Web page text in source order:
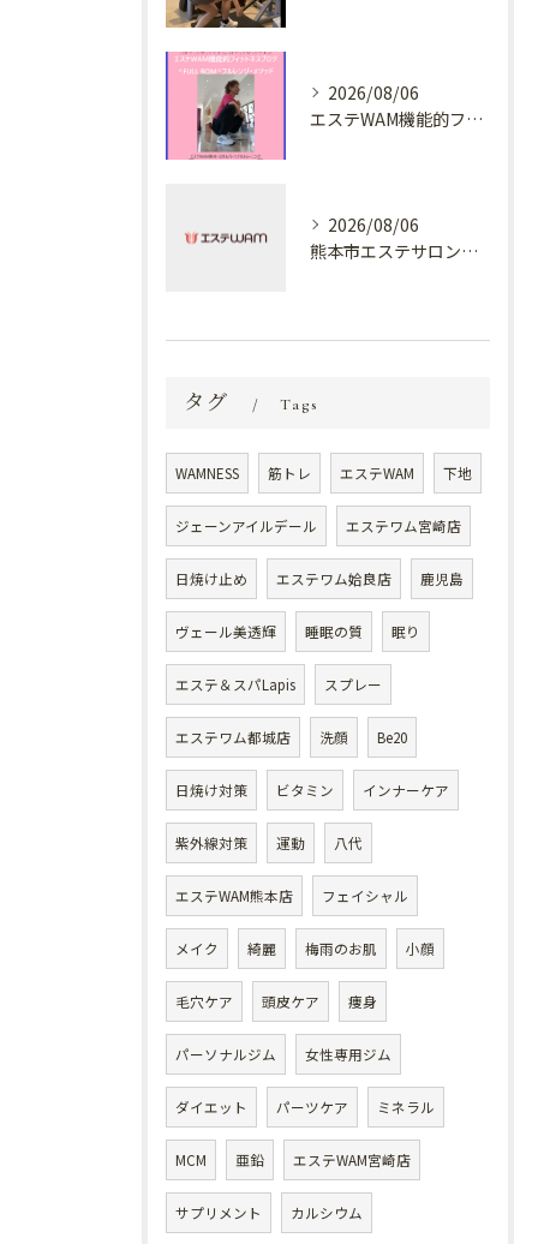
2026/08/06
エステWAM機能的フィットネスブログ ^FULL ROM^フルレンジ・メソッド
2026/08/06
熊本市エステサロン プラスでケア✨
タグ Tags
WAMNESS 筋トレ エステWAM 下地
ジェーンアイルデール エステワム宮崎店
日焼け止め エステワム姶良店 鹿児島
ヴェール美透輝 睡眠の質 眠り
エステ＆スパLapis スプレー
エステワム都城店 洗顔 Be20
日焼け対策 ビタミン インナーケア
紫外線対策 運動 八代
エステWAM熊本店 フェイシャル
メイク 綺麗 梅雨のお肌 小顔
毛穴ケア 頭皮ケア 痩身
パーソナルジム 女性専用ジム
ダイエット パーツケア ミネラル
MCM 亜鉛 エステWAM宮崎店
サプリメント カルシウム